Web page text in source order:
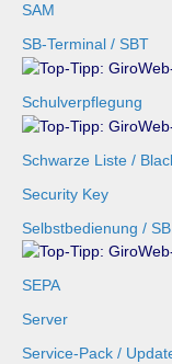
SAM
SB-Terminal / SBT
Schulverpflegung
Schwarze Liste /
Security Key
Selbstbedienung / SB
SEPA
Server
Service-Pack /